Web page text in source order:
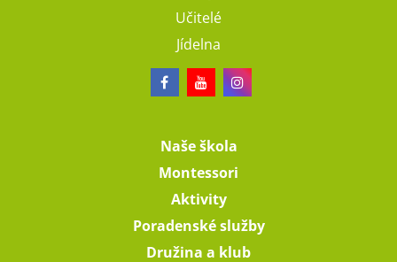
Učitelé
Jídelna
Naše škola
Montessori
Aktivity
Poradenské služby
Družina a klub